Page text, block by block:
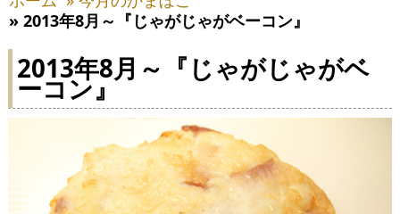
» 2013年8月～『じゃがじゃがベーコン』
2013年8月～『じゃがじゃがベ
ーコン』